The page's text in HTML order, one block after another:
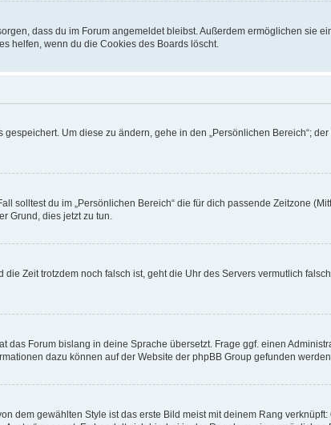
dass du im Forum angemeldet bleibst. Außerdem ermöglichen sie
helfen, wenn du die Cookies des Boards löscht.
Um diese zu ändern, gehe in den „Persönlichen Bereich“;
solltest du im „Persönlichen Bereich“ die für dich passende Zeitzone
Grund, dies jetzt zu tun.
Zeit trotzdem noch falsch ist, geht die Uhr des Servers vermutlich
Forum bislang in deine Sprache übersetzt. Frage ggf. einen
dazu können auf der Website der phpBB Group gefunden
dem gewählten Style ist das erste Bild meist mit deinem Rang